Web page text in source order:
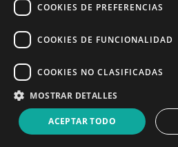
Política de privacidad
COOKIES DE PREFERENCIAS
COOKIES DE FUNCIONALIDAD
COOKIES NO CLASIFICADAS
MOSTRAR DETALLES
ACEPTAR TODO